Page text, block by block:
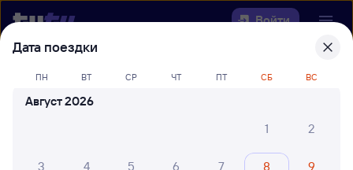
Войти
Выберите день, чтобы найтиж/д
билеты Шуя — Мста
Куда
Дата поездки
ПН ВТ СР ЧТ ПТ СБ ВС
Август 2026
1
2
3 4 5 6 7 8 9